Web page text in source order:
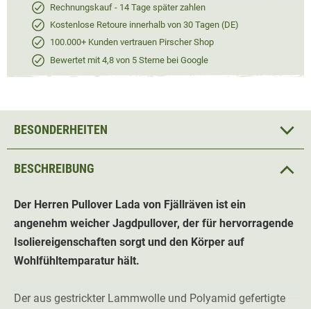
Rechnungskauf - 14 Tage später zahlen
Kostenlose Retoure innerhalb von 30 Tagen (DE)
100.000+ Kunden vertrauen Pirscher Shop
Bewertet mit 4,8 von 5 Sterne bei Google
BESCHREIBUNG
Der Herren Pullover Lada von Fjällräven ist ein
angenehm weicher Jagdpullover, der für hervorragende
Isoliereigenschaften sorgt und den Körper auf
Wohlfühltemparatur hält.
Der aus gestrickter Lammwolle und Polyamid gefertigte
BESONDERHEITEN